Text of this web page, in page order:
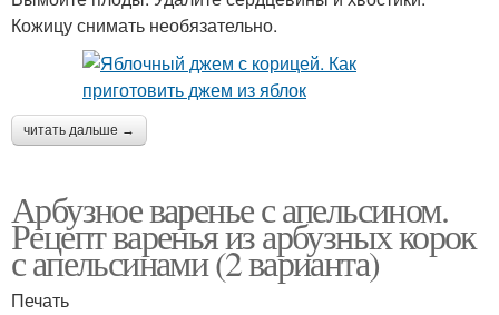
Кожицу снимать необязательно.
читать дальше →
Арбузное варенье с апельсином.
Рецепт варенья из арбузных корок
с апельсинами (2 варианта)
Печать